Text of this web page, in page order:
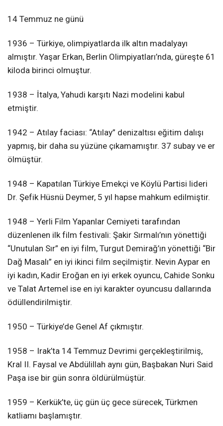
14 Temmuz ne günü
1936 – Türkiye, olimpiyatlarda ilk altın madalyayı
almıştır. Yaşar Erkan, Berlin Olimpiyatları’nda, güreşte 61
kiloda birinci olmuştur.
1938 – İtalya, Yahudi karşıtı Nazi modelini kabul
etmiştir.
1942 – Atılay faciası: “Atılay” denizaltısı eğitim dalışı
yapmış, bir daha su yüzüne çıkamamıştır. 37 subay ve er
ölmüştür.
1948 – Kapatılan Türkiye Emekçi ve Köylü Partisi lideri
Dr. Şefik Hüsnü Deymer, 5 yıl hapse mahkum edilmiştir.
1948 – Yerli Film Yapanlar Cemiyeti tarafından
düzenlenen ilk film festivali: Şakir Sırmalı’nın yönettiği
“Unutulan Sır” en iyi film, Turgut Demirağ’ın yönettiği “Bir
Dağ Masalı” en iyi ikinci film seçilmiştir. Nevin Aypar en
iyi kadın, Kadir Eroğan en iyi erkek oyuncu, Cahide Sonku
ve Talat Artemel ise en iyi karakter oyuncusu dallarında
ödüllendirilmiştir.
1950 – Türkiye’de Genel Af çıkmıştır.
1958 – Irak’ta 14 Temmuz Devrimi gerçekleştirilmiş,
Kral II. Faysal ve Abdülillah aynı gün, Başbakan Nuri Said
Paşa ise bir gün sonra öldürülmüştür.
1959 – Kerkük’te, üç gün üç gece sürecek, Türkmen
katliamı başlamıştır.